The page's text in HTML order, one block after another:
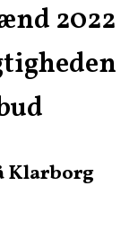
2022
Klarborg